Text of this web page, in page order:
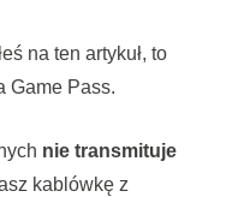
na ten artykuł, to
Game Pass.
nie transmituje
kablówkę z